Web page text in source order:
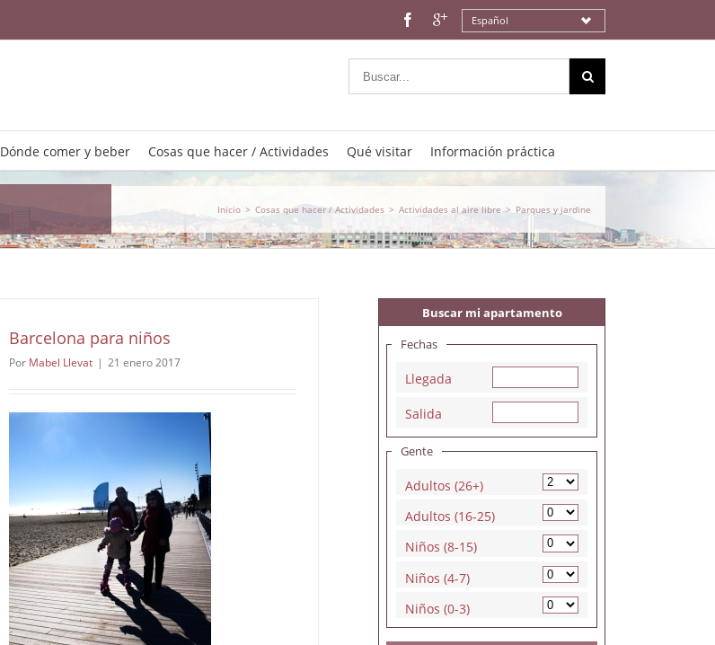
Español
Dónde comer y beber Cosas que hacer / Actividades Qué visitar Información práctica
Inicio > Cosas que hacer / Actividades > Actividades al aire libre > Parques y jardine
Barcelona para niños
Por Mabel Llevat | 21 enero 2017
Buscar mi apartamento
Fechas
Llegada
Salida
Gente
Adultos (26+)
Adultos (16-25)
Niños (8-15)
Niños (4-7)
Niños (0-3)